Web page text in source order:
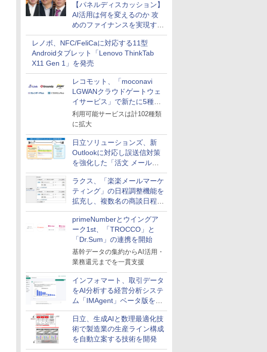
【パネルディスカッション】
AI活用は何を変えるのか 攻
めのファイナンスを実現する
業務設計とマインドセット変
革
レノボ、NFC/FeliCaに対応する11型
Androidタブレット「Lenovo ThinkTab
X11 Gen 1」を発売
レコモット、「moconavi
LGWANクラウドゲートウェ
イサービス」で新たに5種類
のサービスと連携開始
利用可能サービスは計102種類
に拡大
日立ソリューションズ、新
Outlookに対応し誤送信対策
を強化した「活文 メール誤
送信防止アドインサービス」
を提供
ラクス、「楽楽メールマーケ
ティング」の日程調整機能を
拡充し、複数名の商談日程調
整を効率化
primeNumberとウイングア
ーク1st、「TROCCO」と
「Dr.Sum」の連携を開始
基幹データの集約からAI活用・
業務還元までを一貫支援
インフォマート、取引データ
をAI分析する経営分析システ
ム「IMAgent」ベータ版を提
供
日立、生成AIと数理最適化技
術で製造業の生産ライン構成
を自動立案する技術を開発